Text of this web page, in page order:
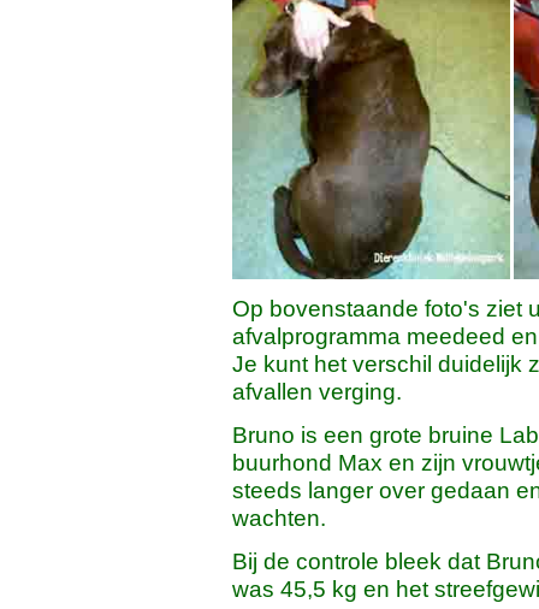
Op bovenstaande foto's ziet
afvalprogramma meedeed
Je kunt het verschil duidelijk
afvallen verging.
Bruno is een grote bruine
buurhond Max en zijn
steeds langer over gedaan
wachten.
Bij de controle bleek dat
was 45,5 kg en het